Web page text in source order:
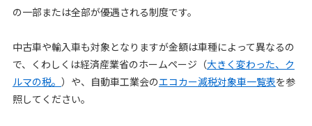
の一部または全部が優遇される制度です。
中古車や輸入車も対象となりますが金額は車種によって異なるの
で、くわしくは経済産業省のホームページ（大きく変わった、ク
ルマの税。 ）や、自動車工業会のエコカー減税対象車一覧表を参
照してください。